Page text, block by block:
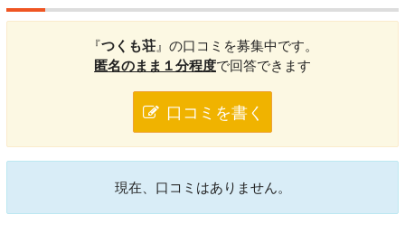
『つくも荘』の口コミを募集中です。
匿名のまま１分程度で回答できます
口コミを書く
現在、口コミはありません。